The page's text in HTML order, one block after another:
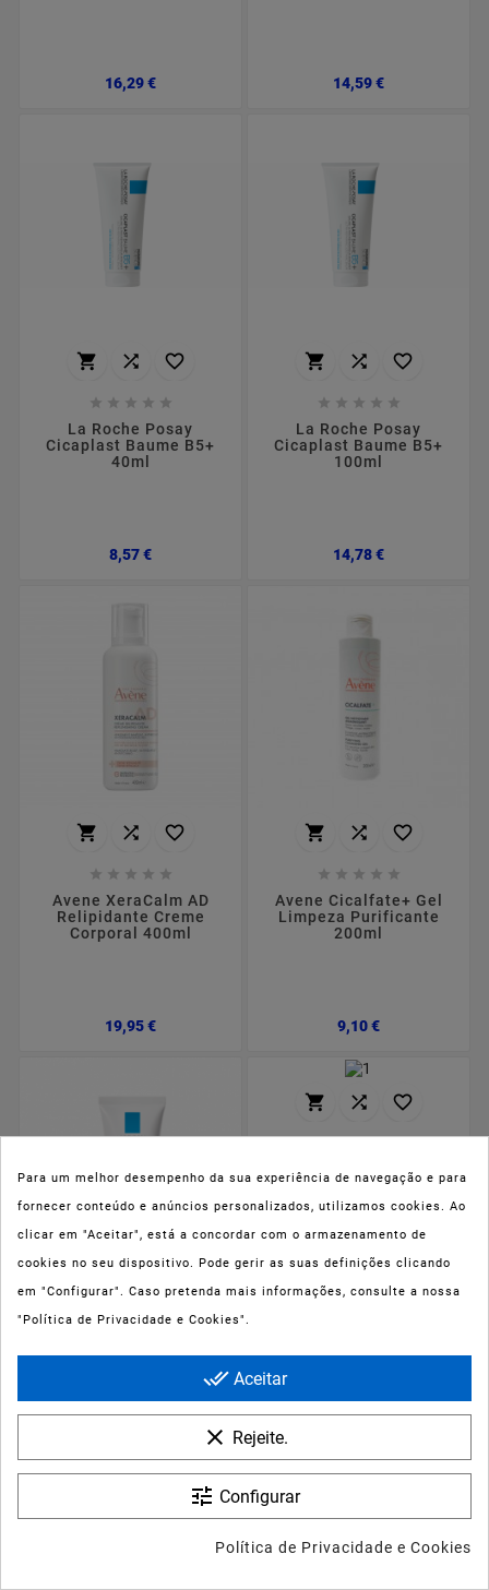
16,29 €Preço 14,59 €Preço
  
    
La Roche Posay
Cicaplast Baume B5+
40ml
8,57 €Preço
  
    
La Roche Posay
Cicaplast Baume B5+
100ml
14,78 €Preço
  
    
Avene XeraCalm AD
Relipidante Creme
Corporal 400ml
19,95 €Preço
  
    
Avene Cicalfate+ Gel
Limpeza Purificante
200ml
9,10 €Preço
 
Cicaplast Mãos 50ml
Preço
  
La Roche Posay
Anthelios Leite Bebé
Dermo-pediátrico
SPF50+ 50ml
17,54 €Preço
Para um melhor desempenho da sua experiência de navegação e para
fornecer conteúdo e anúncios personalizados, utilizamos cookies. Ao
clicar em "Aceitar", está a concordar com o armazenamento de
cookies no seu dispositivo. Pode gerir as suas definições clicando
em "Configurar". Caso pretenda mais informações, consulte a nossa
"Política de Privacidade e Cookies".
done_all Aceitar
clear Rejeite.
tune Configurar
Política de Privacidade e Cookies